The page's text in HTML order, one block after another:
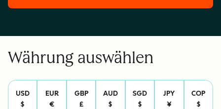
Rechtliche
Meetings:
Währung auswählen
USD
$
EUR
€
GBP
£
AUD
$
SGD
$
JPY
¥
COP
$